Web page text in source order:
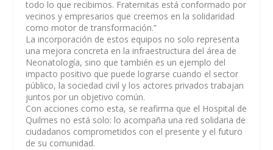
todo lo que recibimos. Fraternitas está conformado por
vecinos y empresarios que creemos en la solidaridad
como motor de transformación.”
La incorporación de estos equipos no solo representa
una mejora concreta en la infraestructura del área de
Neonatología, sino que también es un ejemplo del
impacto positivo que puede lograrse cuando el sector
público, la sociedad civil y los actores privados trabajan
juntos por un objetivo común.
Con acciones como esta, se reafirma que el Hospital de
Quilmes no está solo: lo acompaña una red solidaria de
ciudadanos comprometidos con el presente y el futuro
de su comunidad.